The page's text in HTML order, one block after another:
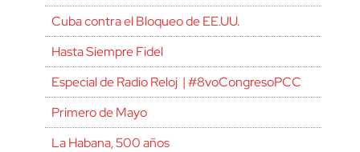
Cuba contra el Bloqueo de EE.UU.
Hasta Siempre Fidel
Especial de Radio Reloj | #8voCongresoPCC
Primero de Mayo
La Habana, 500 años